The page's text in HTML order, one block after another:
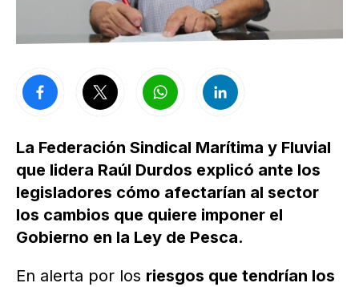
La Federación Sindical Marítima y Fluvial
que lidera Raúl Durdos explicó ante los
legisladores cómo afectarían al sector
los cambios que quiere imponer el
Gobierno en la Ley de Pesca.
En alerta por los riesgos que tendrían los